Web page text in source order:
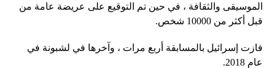
الموسيقى والثقافة ، في حين تم التوقيع على عريضة عامة من
قبل أكثر من 10000 شخص.
فازت إسرائيل بالمسابقة أربع مرات ، وآخرها في لشبونة في
عام 2018.